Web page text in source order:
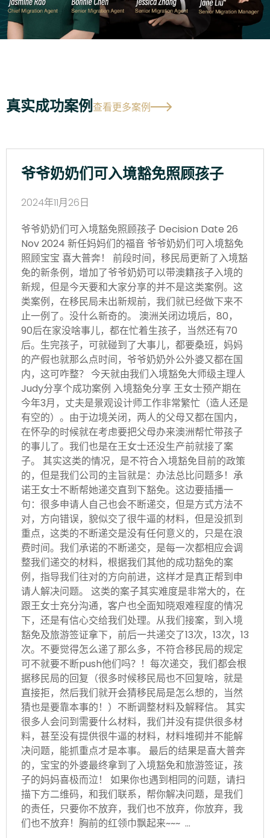
真实成功案例查看更多案例
爷爷奶奶们可入境豁免照顾孩子
2024年11月26日
爷爷奶奶们可入境豁免照顾孩子 Decision Date 26
Nov 2024 新任妈妈们的福音 爷爷奶奶们可入境豁免
照顾宝宝 喜大普奔！ 前段时间，移民局更新了入境豁
免的新条例，增加了爷爷奶奶可以带澳籍孩子入境的
新规，但是今天要和大家分享的并不是这类案例。这
类案例，在移民局未出新规前，我们就已经做下来不
止一例了。没什么新奇的。 澳洲关闭边境后，80，
90后在家没啥事儿，都在忙着生孩子，当然还有70
后。生完孩子，可就碰到了大事儿，都要桑班，妈妈
的产假也就那么点时间，爷爷奶奶外公外婆又都在国
内，这可咋整？ 今天就由我们入境豁免大师级主理人
Judy分享个成功案例 入境豁免分享 王女士预产期在
今年3月，丈夫是景观设计师工作非常繁忙（造人还是
有空的）。由于边境关闭，两人的父母又都在国内，
在怀孕的时候就在考虑要把父母办来澳洲帮忙带孩子
的事儿了。我们也是在王女士还没生产前就接了案
子。 其实这类的情况，是不符合入境豁免目前的政策
的，但是我们公司的主旨就是：办法总比问题多！承
诺王女士不断帮她递交直到下豁免。这边要插播一
句：很多申请人自己也会不断递交，但是方式方法不
对，方向错误，貌似交了很牛逼的材料，但是没抓到
重点，这类的不断递交是没有任何意义的，只是在浪
费时间。我们承诺的不断递交，是每一次都相应会调
整我们递交的材料，根据我们其他的成功豁免的案
例，指导我们往对的方向前进，这样才是真正帮到申
请人解决问题。 这类的案子其实难度是非常大的，在
跟王女士充分沟通，客户也全面知晓艰难程度的情况
下，还是有信心交给我们处理。从我们接案，到入境
豁免及旅游签证拿下，前后一共递交了13次，13次，13
次。不要觉得怎么递了那么多，不符合移民局的规定
可不就要不断push他们吗？！每次递交，我们都会根
据移民局的回复（很多时候移民局也不回复啥，就是
直接拒，然后我们就开会猜移民局是怎么想的，当然
猜也是要靠本事的！）不断调整材料及解释信。 其实
很多人会问到需要什么材料，我们并没有提供很多材
料，甚至没有提供很牛逼的材料，材料堆砌并不能解
决问题，能抓重点才是本事。 最后的结果是喜大普奔
的，宝宝的外婆最终拿到了入境豁免和旅游签证，孩
子的妈妈喜极而泣！ 如果你也遇到相同的问题，请扫
描下方二维码，和我们联系，帮你解决问题，是我们
的责任，只要你不放弃，我们也不放弃，你放弃，我
们也不放弃！胸前的红领巾飘起来~~~ …